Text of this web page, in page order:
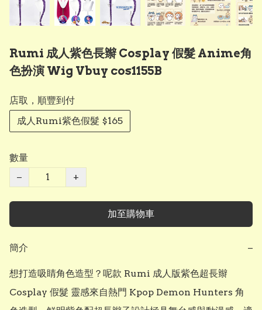
Rumi 成人紫色長辮 Cosplay 假髮 Anime角
色扮演 Wig Vbuy cos1155B
店取，順豐到付
成人Rumi紫色假髮 $165
數量
−
+
加至購物車
簡介 −
想打造吸睛角色造型？呢款 Rumi 成人版紫色超長辮
Cosplay 假髮 靈感來自熱門 Kpop Demon Hunters 角